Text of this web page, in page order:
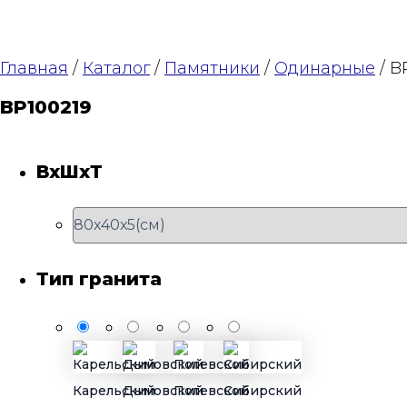
Главная / Каталог/ Памятники / Одинарные /
BP100219
Тип гранита
КарельскийДымовскийПолевскойСибирский
ВхШхТ